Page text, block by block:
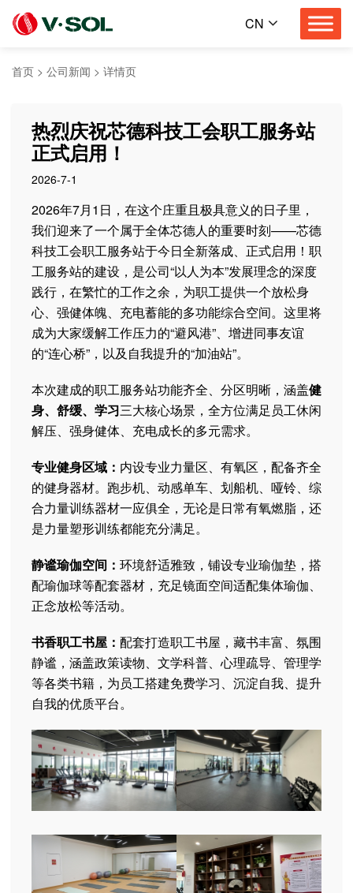
CN
首页 > 公司新闻 > 详情页
热烈庆祝芯德科技工会职工服务站
正式启用！
2026-7-1
2026年7月1日，在这个庄重且极具意义的日子里，
我们迎来了一个属于全体芯德人的重要时刻——芯德
科技工会职工服务站于今日全新落成、正式启用！职
工服务站的建设，是公司“以人为本”发展理念的深度
践行，在繁忙的工作之余，为职工提供一个放松身
心、强健体魄、充电蓄能的多功能综合空间。这里将
成为大家缓解工作压力的“避风港”、增进同事友谊
的“连心桥”，以及自我提升的“加油站”。
本次建成的职工服务站功能齐全、分区明晰，涵盖健
身、舒缓、学习三大核心场景，全方位满足员工休闲
解压、强身健体、充电成长的多元需求。
专业健身区域： 内设专业力量区、有氧区，配备齐全
的健身器材。跑步机、动感单车、划船机、哑铃、综
合力量训练器材一应俱全，无论是日常有氧燃脂，还
是力量塑形训练都能充分满足。
静谧瑜伽空间： 环境舒适雅致，铺设专业瑜伽垫，搭
配瑜伽球等配套器材，充足镜面空间适配集体瑜伽、
正念放松等活动。
书香职工书屋： 配套打造职工书屋，藏书丰富、氛围
静谧，涵盖政策读物、文学科普、心理疏导、管理学
等各类书籍，为员工搭建免费学习、沉淀自我、提升
自我的优质平台。